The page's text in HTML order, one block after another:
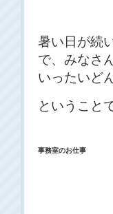
暑い日が続
で、みなさ
いったいど
ということ
事務室のお仕事